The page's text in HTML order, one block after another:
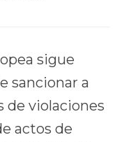
sigue
sancionar a
de violaciones
actos de